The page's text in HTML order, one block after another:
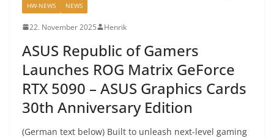
HW-NEWS
NEWS
22. November 2025 Henrik
ASUS Republic of Gamers
Launches ROG Matrix GeForce
RTX 5090 – ASUS Graphics Cards
30th Anniversary Edition
(German text below) Built to unleash next-level gaming